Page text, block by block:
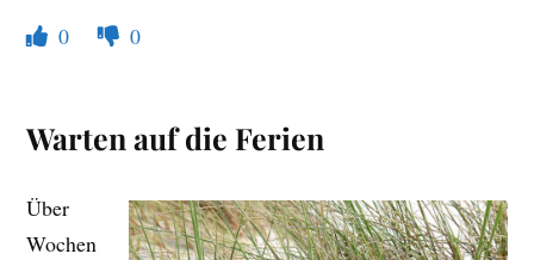
0 0
Warten auf die Ferien
Über
Wochen